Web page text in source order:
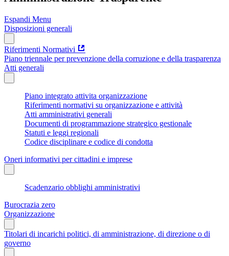
Espandi Menu
Disposizioni generali
Riferimenti Normativi
Piano triennale per prevenzione della corruzione e della trasparenza
Atti generali
Piano integrato attivita organizzazione
Riferimenti normativi su organizzazione e attività
Atti amministrativi generali
Documenti di programmazione strategico gestionale
Statuti e leggi regionali
Codice disciplinare e codice di condotta
Oneri informativi per cittadini e imprese
Scadenzario obblighi amministrativi
Burocrazia zero
Organizzazione
Titolari di incarichi politici, di amministrazione, di direzione o di
governo